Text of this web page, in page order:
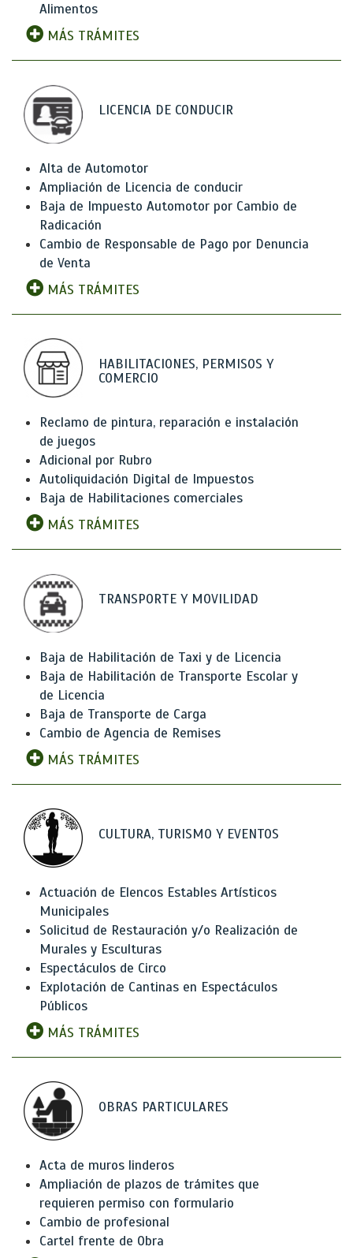
Alimentos
MÁS TRÁMITES
LICENCIA DE CONDUCIR
Alta de Automotor
Ampliación de Licencia de conducir
Baja de Impuesto Automotor por Cambio de
Radicación
Cambio de Responsable de Pago por Denuncia
de Venta
MÁS TRÁMITES
HABILITACIONES, PERMISOS Y
COMERCIO
Reclamo de pintura, reparación e instalación
de juegos
Adicional por Rubro
Autoliquidación Digital de Impuestos
Baja de Habilitaciones comerciales
MÁS TRÁMITES
TRANSPORTE Y MOVILIDAD
Baja de Habilitación de Taxi y de Licencia
Baja de Habilitación de Transporte Escolar y
de Licencia
Baja de Transporte de Carga
Cambio de Agencia de Remises
MÁS TRÁMITES
CULTURA, TURISMO Y EVENTOS
Actuación de Elencos Estables Artísticos
Municipales
Solicitud de Restauración y/o Realización de
Murales y Esculturas
Espectáculos de Circo
Explotación de Cantinas en Espectáculos
Públicos
MÁS TRÁMITES
OBRAS PARTICULARES
Acta de muros linderos
Ampliación de plazos de trámites que
requieren permiso con formulario
Cambio de profesional
Cartel frente de Obra